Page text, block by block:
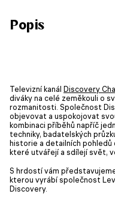
Popis
Televizní kanál Discovery
diváky na celé zeměkouli o
rozmanitosti. Společnost
objevovat a uspokojovat
kombinaci příběhů napříč
techniky, badatelských
historie a detailních pohledů
které utvářejí a sdílejí svět,
S hrdostí vám
kterou vyrábí společnost
Discovery.